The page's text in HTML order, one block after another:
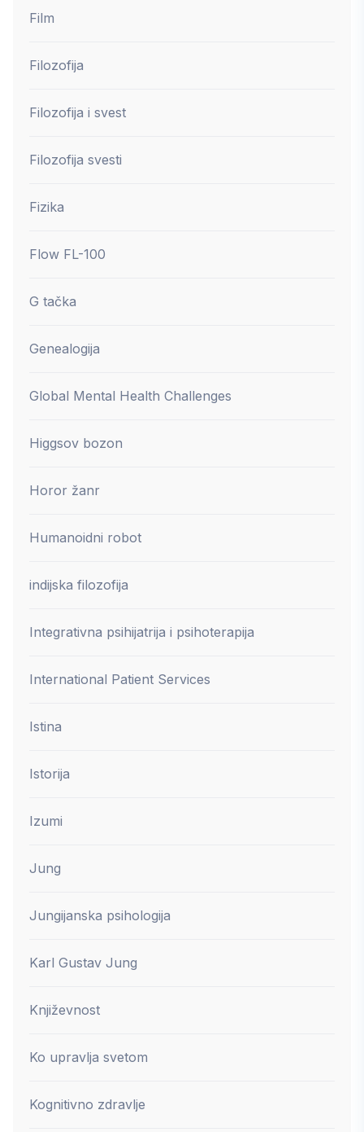
Film
Filozofija
Filozofija i svest
Filozofija svesti
Fizika
Flow FL-100
G tačka
Genealogija
Global Mental Health Challenges
Higgsov bozon
Horor žanr
Humanoidni robot
indijska filozofija
Integrativna psihijatrija i psihoterapija
International Patient Services
Istina
Istorija
Izumi
Jung
Jungijanska psihologija
Karl Gustav Jung
Književnost
Ko upravlja svetom
Kognitivno zdravlje